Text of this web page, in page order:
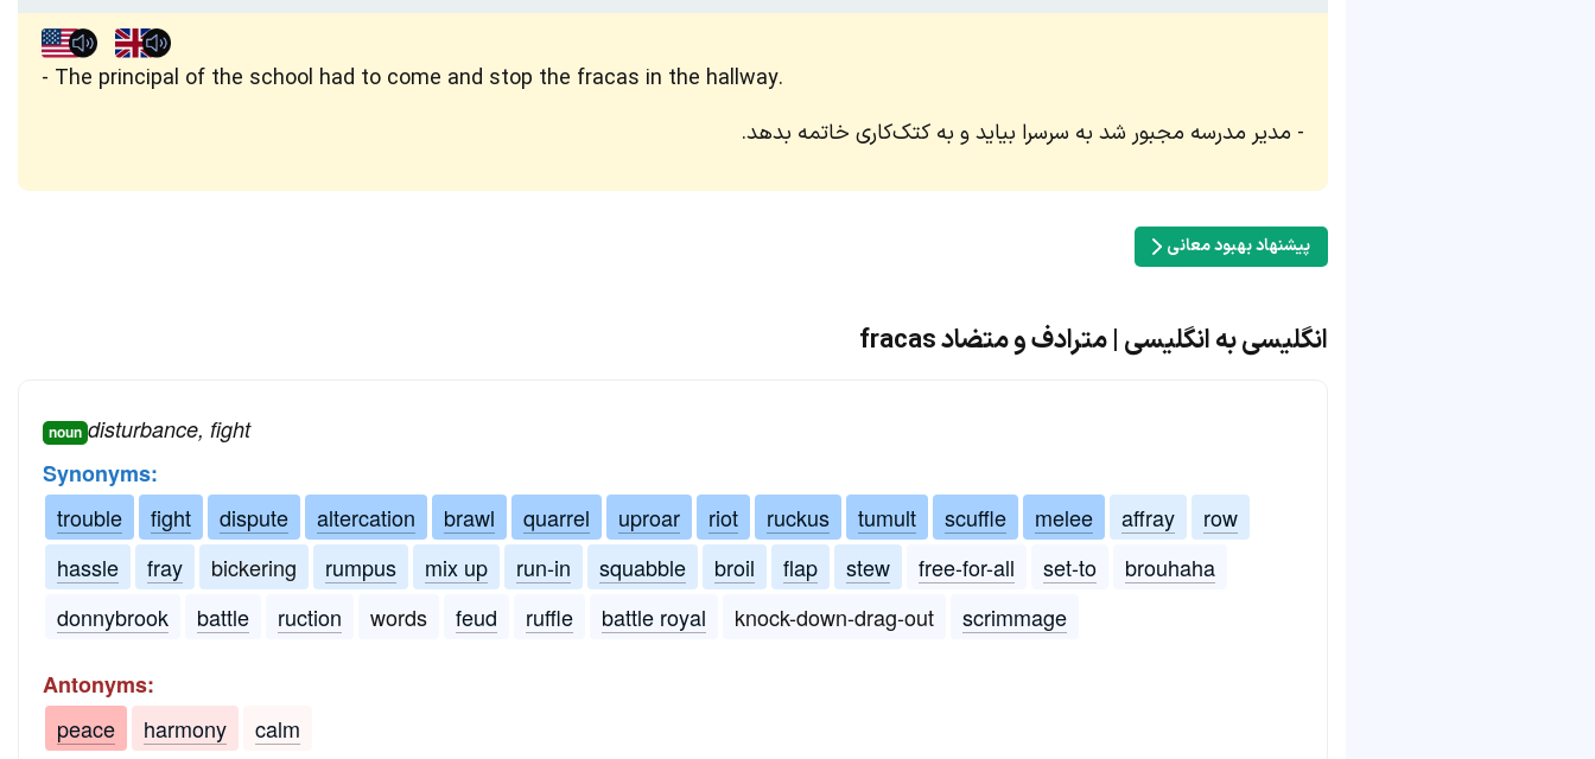
The principal of the school had to come and stop the fracas in the hallway.
مدیر مدرسه مجبور شد به سرسرا بیاید و به کتک‌کاری خاتمه بدهد.
پیشنهاد بهبود معانی
انگلیسی به انگلیسی | مترادف و متضاد fracas
noun disturbance, fight
Synonyms:
trouble
fight dispute altercation brawl quarrel uproar riot ruckus tumult scuffle melee affray
row
hassle
fray bickering rumpus mix up run-in squabble broil flap stew free-for-all set-to
brouhaha
donnybrook
battle ruction words feud ruffle battle royal knock-down-drag-out scrimmage
Antonyms:
peace
harmony calm